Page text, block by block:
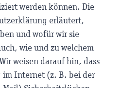
werden können. Die
erläutert,
und wofür wir sie
wie und zu welchem
weisen darauf hin, dass
im Internet (z. B. bei der